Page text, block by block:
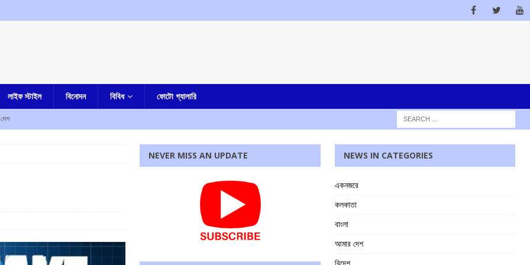
লাইফ স্টাইল বিনোদন বিবিধ ফোটো গ্যালারি
অবস্থান বিক্ষোভ
বিরুদ্ধে শ্লীলতাহানির অভিযোগ প্রত্যাহার করলেন টলিপাড়ার মেকআপ আর্টিস্ট, ফেসবুক পোস্টে দিলেন সাফাই
স্বামীর মৃত্যু, চাঞ্চল্য
উত্তেজনা ডোমজুর এলাকায়.. বাংলা
NEVER MISS AN UPDATE NEWS IN CATEGORIES
একনজরে
কলকাতা
বাংলা
আমার দেশ